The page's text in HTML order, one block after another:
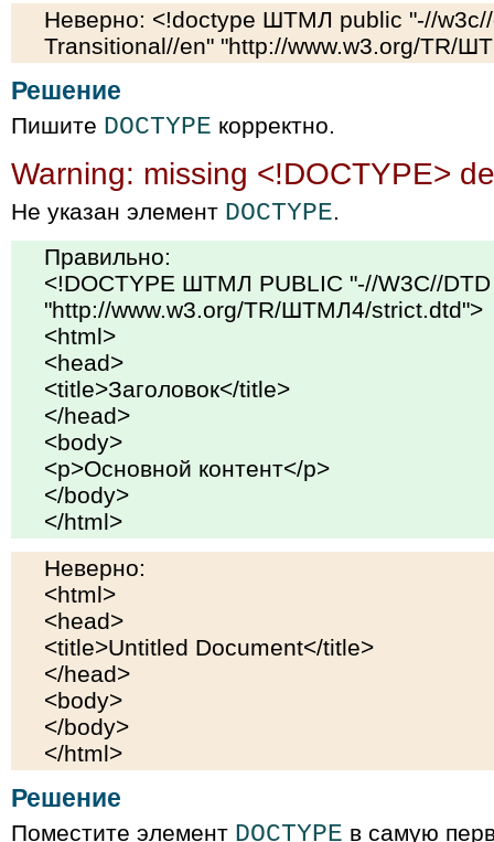
Неверно: <!doctype ШТМЛ public "-//
Transitional//en" "http://www.w3.org/TR/
Решение
Пишите DOCTYPE корректно.
Warning: missing <!DOCTYPE>
Не указан элемент DOCTYPE.
Правильно:
<!DOCTYPE ШТМЛ PUBLIC "-//W3C//
"http://www.w3.org/TR/ШТМЛ4/strict.dtd">
<html>
<head>
<title>Заголовок</title>
</head>
<body>
<p>Основной контент</p>
</body>
</html>
Неверно:
<html>
<head>
<title>Untitled Document</title>
</head>
<body>
</body>
</html>
Решение
Поместите элемент DOCTYPE в самую